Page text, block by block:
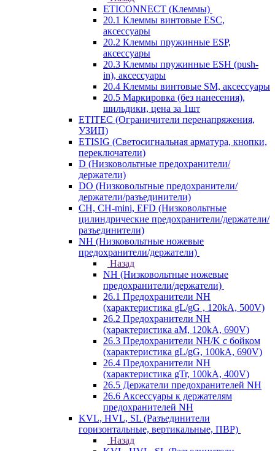
ETICONNECT (Клеммы)
20.1 Клеммы винтовые ESC,
аксессуары
20.2 Клеммы пружинные ESP,
аксессуары
20.3 Клеммы пружинные ESH (push-
in), аксессуары
20.4 Клеммы винтовые SM, аксессуары
20.5 Маркировка (без нанесения),
шильдики, цена за 1шт
ETITEC (Ограничители перенапряжения,
УЗИП)
ETISIG (Светосигнальная арматура, кнопки,
переключатели)
D (Низковольтные предохранители/
держатели)
DO (Низковольтные предохранители/
держатели/разъединители)
CH, CH-mini, EFD (Низковольтные
цилиндрические предохранители/держатели/
разъединители)
NH (Низковольтные ножевые
предохранители/держатели)
Назад
NH (Низковольтные ножевые
предохранители/держатели)
26.1 Предохранители NH
(характеристика gL/gG , 120kA, 500V)
26.2 Предохранители NH
(характеристика aM, 120kA, 690V)
26.3 Предохранители NH/K с бойком
(характеристика gL/gG, 100kA, 690V)
26.4 Предохранители NH
(характеристика gTr, 100kA, 400V)
26.5 Держатели предохранителей NH
26.6 Аксессуары к держателям
предохранителей NH
KVL, HVL, SL (Разъединители
горизонтальные, вертикальные, ПВР)
Назад